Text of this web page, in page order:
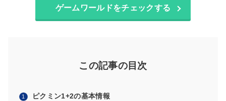
ゲームワールドをチェックする
この記事の目次
ピクミン1+2の基本情報